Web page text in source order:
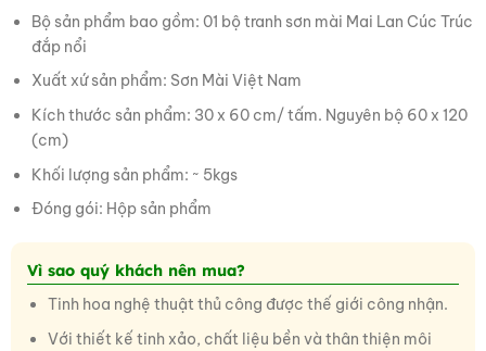
Bộ sản phẩm bao gồm: 01 bộ tranh sơn mài Mai Lan Cúc Trúc
đắp nổi
Xuất xứ sản phẩm: Sơn Mài Việt Nam
Kích thước sản phẩm: 30 x 60 cm/ tấm. Nguyên bộ 60 x 120
(cm)
Khối lượng sản phẩm: ~ 5kgs
Đóng gói: Hộp sản phẩm
Vì sao quý khách nên mua?
Tinh hoa nghệ thuật thủ công được thế giới công nhận.
Với thiết kế tinh xảo, chất liệu bền và thân thiện môi